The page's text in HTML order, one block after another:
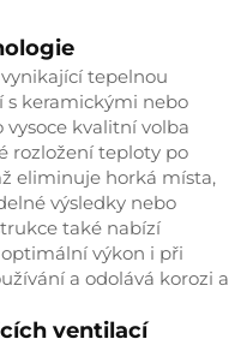
tepelnou
s keramickými nebo
kvalitní volba
rozložení teploty po
eliminuje horká místa,
výsledky nebo
také nabízí
výkon i při
a odolává korozi a
ventilací